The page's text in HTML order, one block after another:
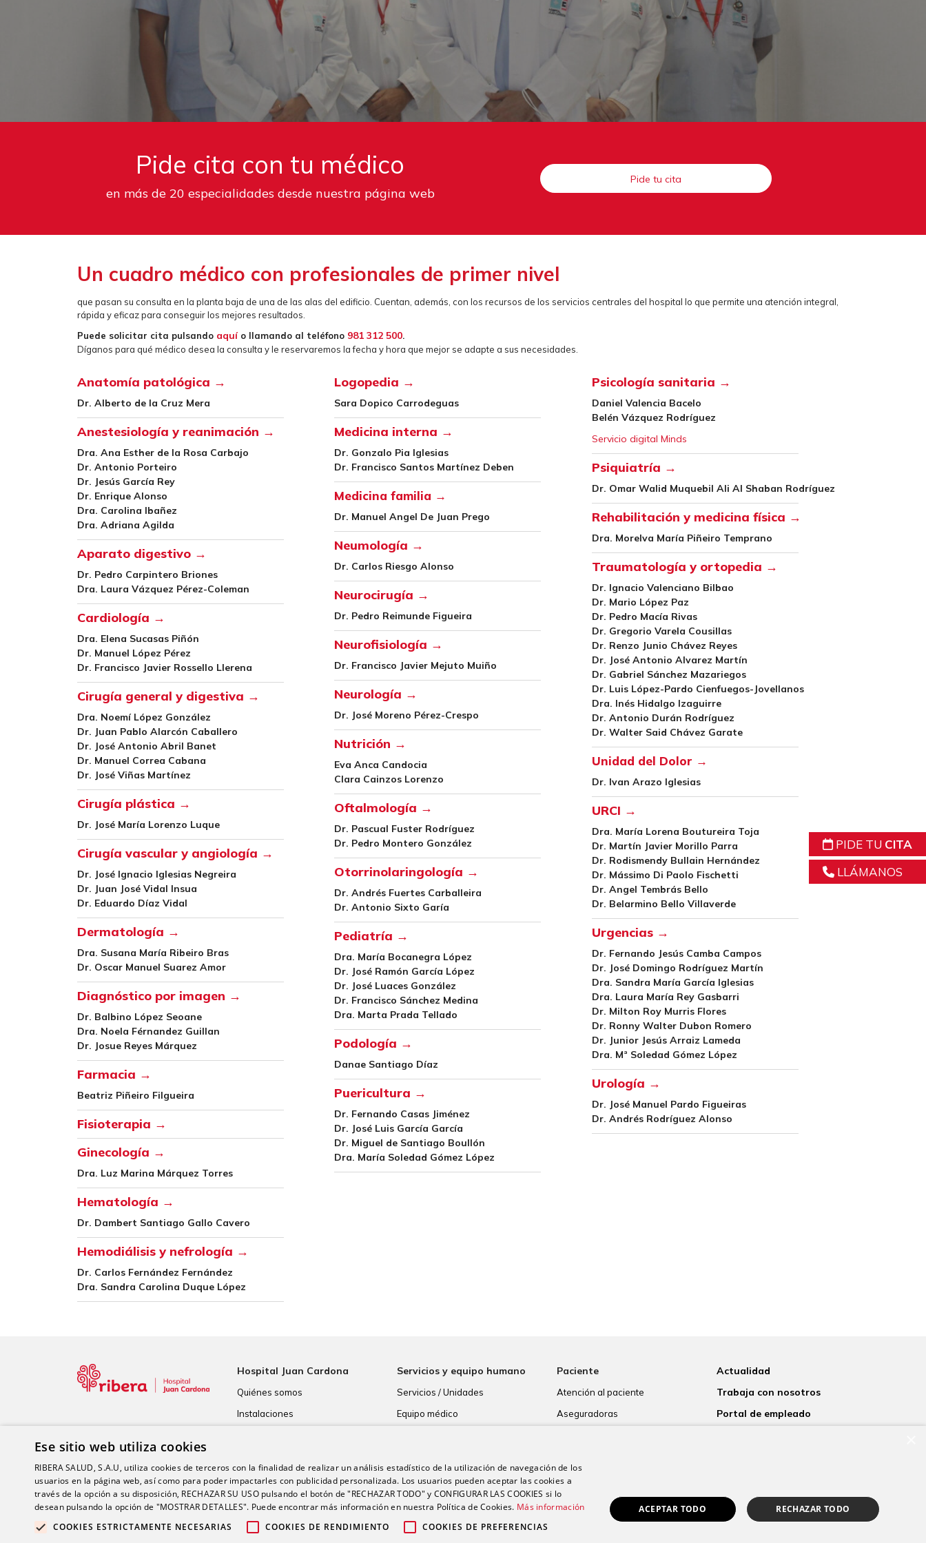
PIDE TU CITA
LLÁMANOS
Pide cita con tu médico
en más de 20 especialidades desde nuestra página web
Pide tu cita
Un cuadro médico con profesionales de primer nivel
que pasan su consulta en la planta baja de una de las alas del edificio. Cuentan, además, con los recursos de los servicios centrales del hospital lo que permite una atención integral,
rápida y eficaz para conseguir los mejores resultados.
Puede solicitar cita pulsando aquío llamando al teléfono 981 312 500.
Díganos para qué médico desea la consulta y le reservaremos la fecha y hora que mejor se adapte a sus necesidades.
Anatomía patológica →
Dr. Alberto de la Cruz Mera
Anestesiología y reanimación →
Dra. Ana Esther de la Rosa Carbajo
Dr. Antonio Porteiro
Dr. Jesús García Rey
Dr. Enrique Alonso
Dra. Carolina Ibañez
Dra. Adriana Agilda
Aparato digestivo →
Dr. Pedro Carpintero Briones
Dra. Laura Vázquez Pérez-Coleman
Cardiología →
Dra. Elena Sucasas Piñón
Dr. Manuel López Pérez
Dr. Francisco Javier Rossello Llerena
Cirugía general y digestiva →
Dra. Noemí López González
Dr. Juan Pablo Alarcón Caballero
Dr. José Antonio Abril Banet
Dr. Manuel Correa Cabana
Dr. José Viñas Martínez
Cirugía plástica →
Dr. José María Lorenzo Luque
Cirugía vascular y angiología →
Dr. José Ignacio Iglesias Negreira
Dr. Juan José Vidal Insua
Dr. Eduardo Díaz Vidal
Dermatología →
Dra. Susana María Ribeiro Bras
Dr. Oscar Manuel Suarez Amor
Diagnóstico por imagen →
Dr. Balbino López Seoane
Dra. Noela Férnandez Guillan
Dr. Josue Reyes Márquez
Farmacia →
Beatriz Piñeiro Filgueira
Fisioterapia →
Ginecología →
Dra. Luz Marina Márquez Torres
Hematología →
Dr. Dambert Santiago Gallo Cavero
Hemodiálisis y nefrología →
Dr. Carlos Fernández Fernández
Dra. Sandra Carolina Duque López
Logopedia →
Sara Dopico Carrodeguas
Medicina interna →
Dr. Gonzalo Pia Iglesias
Dr. Francisco Santos Martínez Deben
Medicina familia →
Dr. Manuel Angel De Juan Prego
Neumología →
Dr. Carlos Riesgo Alonso
Neurocirugía →
Dr. Pedro Reimunde Figueira
Neurofisiología →
Dr. Francisco Javier Mejuto Muiño
Neurología →
Dr. José Moreno Pérez-Crespo
Nutrición →
Eva Anca Candocia
Clara Cainzos Lorenzo
Oftalmología →
Dr. Pascual Fuster Rodríguez
Dr. Pedro Montero González
Otorrinolaringología →
Dr. Andrés Fuertes Carballeira
Dr. Antonio Sixto Garía
Pediatría →
Dra. María Bocanegra López
Dr. José Ramón García López
Dr. José Luaces González
Dr. Francisco Sánchez Medina
Dra. Marta Prada Tellado
Podología →
Danae Santiago Díaz
Puericultura →
Dr. Fernando Casas Jiménez
Dr. José Luis García García
Dr. Miguel de Santiago Boullón
Dra. María Soledad Gómez López
Psicología sanitaria →
Daniel Valencia Bacelo
Belén Vázquez Rodríguez
Servicio digital Minds
Psiquiatría →
Dr. Omar Walid Muquebil Ali Al Shaban Rodríguez
Rehabilitación y medicina física →
Dra. Morelva María Piñeiro Temprano
Traumatología y ortopedia →
Dr. Ignacio Valenciano Bilbao
Dr. Mario López Paz
Dr. Pedro Macía Rivas
Dr. Gregorio Varela Cousillas
Dr. Renzo Junio Chávez Reyes
Dr. José Antonio Alvarez Martín
Dr. Gabriel Sánchez Mazariegos
Dr. Luis López-Pardo Cienfuegos-Jovellanos
Dra. Inés Hidalgo Izaguirre
Dr. Antonio Durán Rodríguez
Dr. Walter Said Chávez Garate
Unidad del Dolor →
Dr. Ivan Arazo Iglesias
URCI →
Dra. María Lorena Boutureira Toja
Dr. Martín Javier Morillo Parra
Dr. Rodismendy Bullain Hernández
Dr. Mássimo Di Paolo Fischetti
Dr. Angel Tembrás Bello
Dr. Belarmino Bello Villaverde
Urgencias →
Dr. Fernando Jesús Camba Campos
Dr. José Domingo Rodríguez Martín
Dra. Sandra María García Iglesias
Dra. Laura María Rey Gasbarri
Dr. Milton Roy Murris Flores
Dr. Ronny Walter Dubon Romero
Dr. Junior Jesús Arraiz Lameda
Dra. Mª Soledad Gómez López
Urología →
Dr. José Manuel Pardo Figueiras
Dr. Andrés Rodríguez Alonso
Hospital Juan Cardona
Quiénes somos
Instalaciones
Servicios y equipo humano
Servicios / Unidades
Equipo médico
Paciente
Atención al paciente
Aseguradoras
Paciente internacional
Actualidad
Trabaja con nosotros
Portal de empleado
Ese sitio web utiliza cookies
RIBERA SALUD, S.A.U, utiliza cookies de terceros con la finalidad de realizar un análisis estadístico de la utilización de navegación de los
usuarios en la página web, así como para poder impactarles con publicidad personalizada. Los usuarios pueden aceptar las cookies a
través de la opción a su disposición, RECHAZAR SU USO pulsando el botón de "RECHAZAR TODO" y CONFIGURAR LAS COOKIES si lo
desean pulsando la opción de "MOSTRAR DETALLES". Puede encontrar más información en nuestra Política de Cookies. Más información
COOKIES ESTRICTAMENTE NECESARIAS
COOKIES DE RENDIMIENTO COOKIES DE PREFERENCIAS
ACEPTAR TODO RECHAZAR TODO